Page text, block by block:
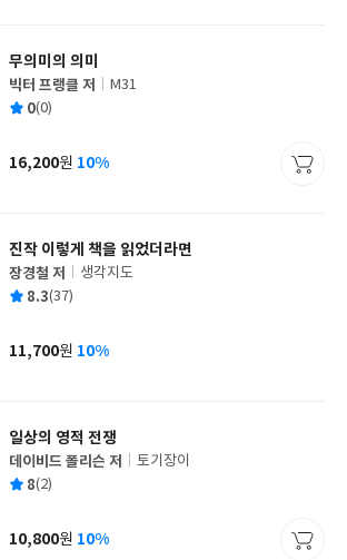
무의미의 의미
글
쓴
빅터 프랭클 저
출
사
M31
평 0(0)
가
16,200원 10%
진작 이렇게 책을 읽었더라면
글
쓴
장경철 저
출
사
생각지도
평 8.3(37)
가
11,700원 10%
일상의 영적 전쟁
글
쓴
데이비드 폴리슨 저
출
사
토기장이
평 8(2)
가
10,800원 10%